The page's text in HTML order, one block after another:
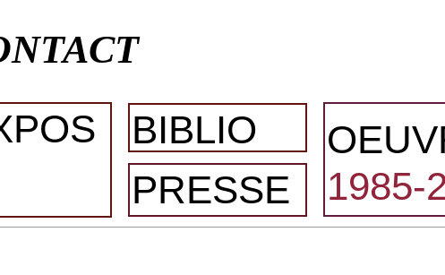
1985-
BIBLIO
PRESSE